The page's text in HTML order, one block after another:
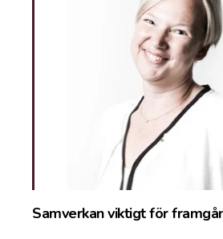
Samverkan viktigt för